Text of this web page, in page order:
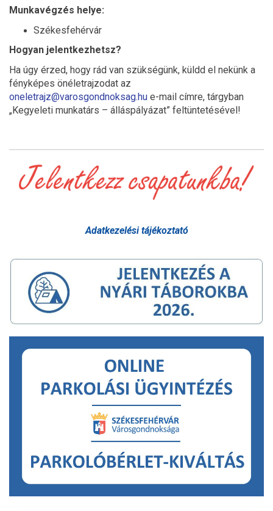
Munkavégzés helye:
Székesfehérvár
Hogyan jelentkezhetsz?
Ha úgy érzed, hogy rád van szükségünk, küldd el nekünk a
fényképes önéletrajzodat az
oneletrajz@varosgondnoksag.hu e-mail címre, tárgyban
„Kegyeleti munkatárs – álláspályázat” feltüntetésével!
Adatkezelési tájékoztató